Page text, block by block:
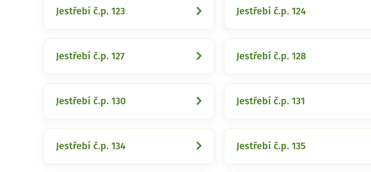
Jestřebí č.p. 123 Jestřebí č.p. 124
Jestřebí č.p. 127 Jestřebí č.p. 128
Jestřebí č.p. 130 Jestřebí č.p. 131
Jestřebí č.p. 134 Jestřebí č.p. 135